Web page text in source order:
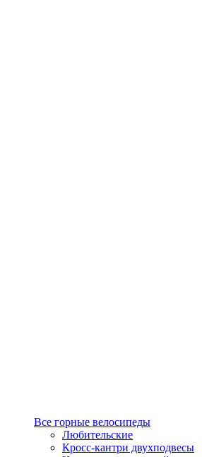
Все горные велосипеды
Любительские
Кросс-кантри двухподвесы